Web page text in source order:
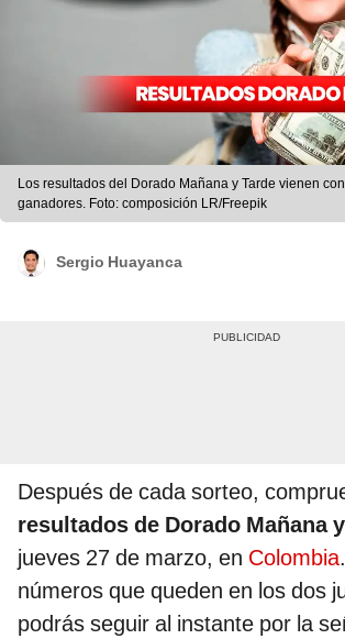
Los resultados del Dorado Mañana y Tarde vienen
ganadores. Foto: composición LR/Freepik
Sergio Huayanca
Después de cada sorteo,
resultados de Dorado Mañana
jueves 27 de marzo, en Colombia
números que queden en los dos
podrás seguir al instante por la